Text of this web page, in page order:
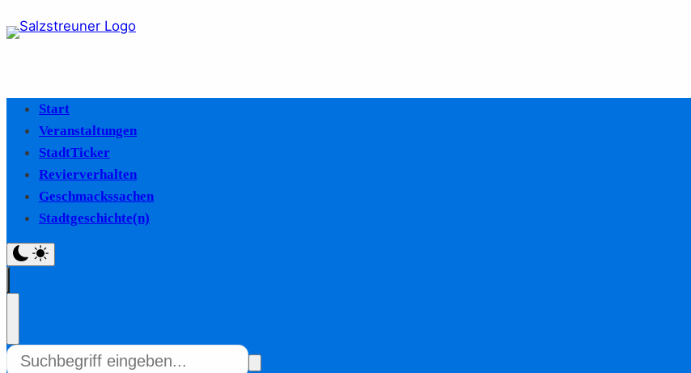
Start
Veranstaltungen
StadtTicker
Revierverhalten
Geschmackssachen
Stadtgeschichte(n)